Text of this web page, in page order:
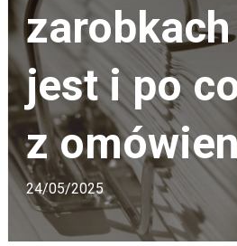
jest i po
z
24/05/2025